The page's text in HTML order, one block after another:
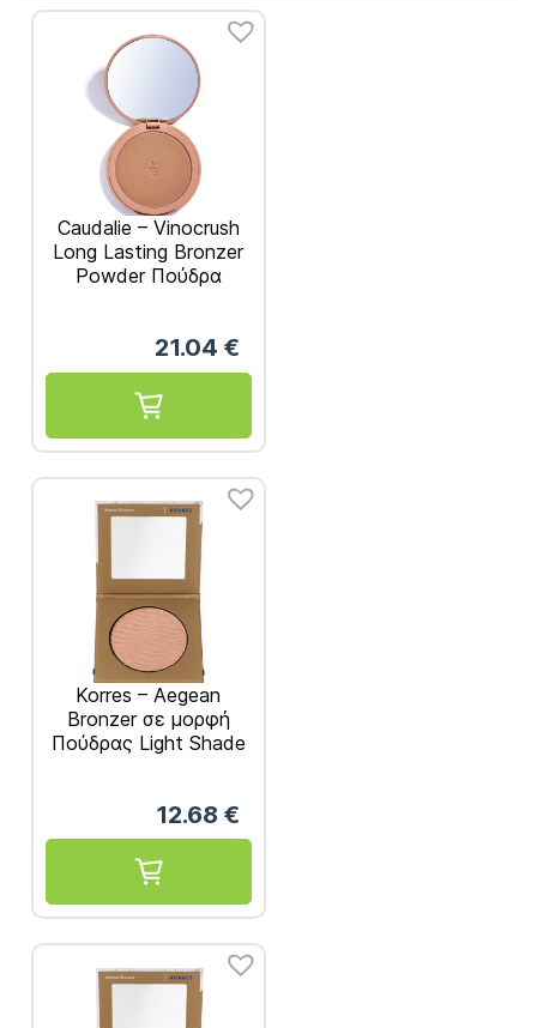
Caudalie – Vinocrush
Long Lasting Bronzer
Powder Πούδρα
21.04 €
Korres – Aegean
Bronzer σε μορφή
Πούδρας Light Shade
12.68 €